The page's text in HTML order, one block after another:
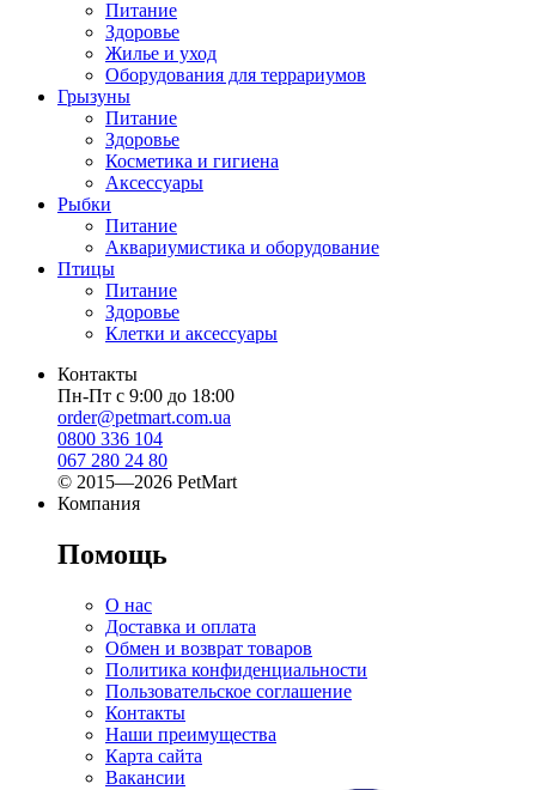
Питание
Здоровье
Жилье и уход
Оборудования для террариумов
Грызуны
Питание
Здоровье
Косметика и гигиена
Аксессуары
Рыбки
Питание
Аквариумистика и оборудование
Птицы
Питание
Здоровье
Клетки и аксессуары
Контакты
Пн-Пт с 9:00 до 18:00
order@petmart.com.ua
0800 336 104
067 280 24 80
© 2015—2026 PetMart
Компания
Помощь
О нас
Доставка и оплата
Обмен и возврат товаров
Политика конфиденциальности
Пользовательское соглашение
Контакты
Наши преимущества
Карта сайта
Вакансии